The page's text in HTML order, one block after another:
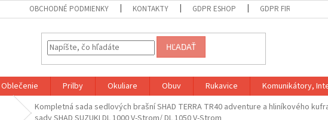
OBCHODNÉ PODMIENKY KONTAKTY GDPR ESHOP GDPR FIRMA
HĽADAŤ
Oblečenie Prilby Okuliare Obuv Rukavice Komunikátory,
Kompletná sada sedlových brašní SHAD TERRA TR40 adventure a hliníkového